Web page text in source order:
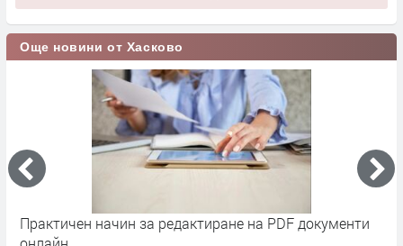
Още новини от Хасково
начин за редактиране на PDF документи
Димитър